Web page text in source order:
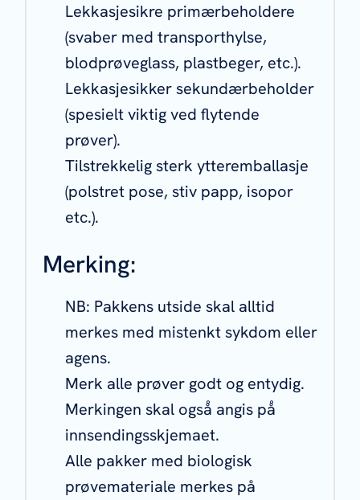
Lekkasjesikre primærbeholdere
(svaber med transporthylse,
blodprøveglass, plastbeger, etc.).
Lekkasjesikker sekundærbeholder
(spesielt viktig ved flytende
prøver).
Tilstrekkelig sterk ytteremballasje
(polstret pose, stiv papp, isopor
etc.).
Merking:
NB: Pakkens utside skal alltid
merkes med mistenkt sykdom eller
agens.
Merk alle prøver godt og entydig.
Merkingen skal også̊ angis på̊
innsendingsskjemaet.
Alle pakker med biologisk
prøvemateriale merkes på